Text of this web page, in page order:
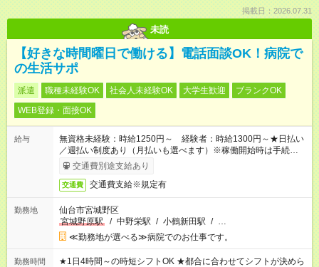
掲載日：2026.07.31
未読
【好きな時間曜日で働ける】電話面談OK！病院で
の生活サポ
派遣 職種未経験OK 社会人未経験OK 大学生歓迎
ブランクOK
WEB登録・面接OK
給与
無資格未経験：時給1250円～ 経験者：時給1300円～★日払い
／週払い制度あり（月払いも選べます）※稼働開始時は手続き完
了次第のお支払いとなります。
交通費別途支給あり
交通費 交通費支給※規定有
勤務地
仙台市宮城野区
宮城野原駅
/ 中野栄駅 / 小鶴新田駅 / …
≪勤務地が選べる≫病院でのお仕事です。
勤務時間
★1日4時間～の時短シフトOK ★都合に合わせてシフトが決めら